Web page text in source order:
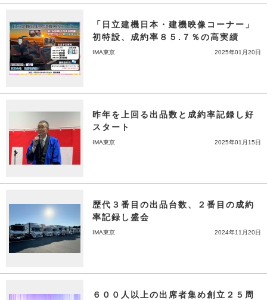
「日立建機日本・建機映像コーナー」
初特設、成約率８５.７％の高実績
IMA東京 2025年01月20日
昨年を上回る出品数と成約率記録し好
スタート
IMA東京 2025年01月15日
歴代３番目の出品台数、２番目の成約
率記録し盛会
IMA東京 2024年11月20日
６００人以上の出席者集め創立２５周